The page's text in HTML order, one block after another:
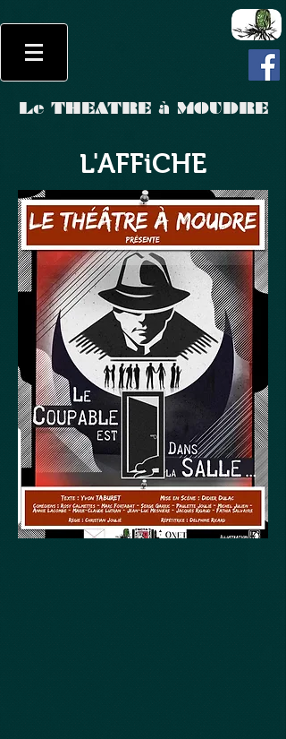
Le THEATRE à MOUDRE
L'AFFiCHE